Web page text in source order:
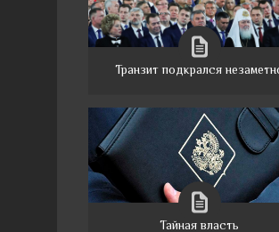
Транзит подкрался
Тайная власть